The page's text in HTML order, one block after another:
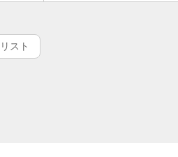
リスト